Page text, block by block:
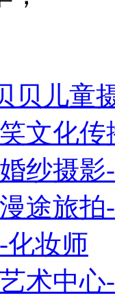
贝儿童
文化
纱摄影
途旅拍
-化妆师
术中心